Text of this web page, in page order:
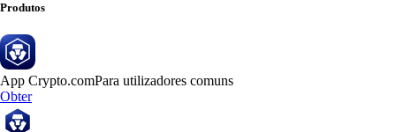
Produtos
App Crypto.comPara utilizadores comuns
Obter